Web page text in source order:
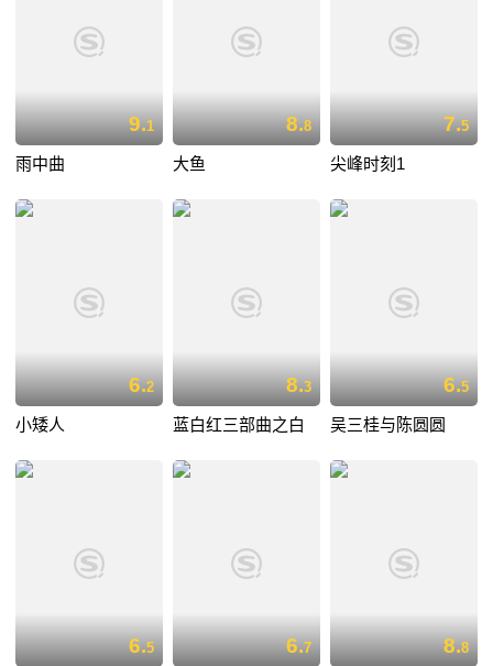
9.1
雨中曲
8.8
大鱼
7.5
尖峰时刻1
6.2
小矮人
8.3
蓝白红三部曲之白
6.5
吴三桂与陈圆圆
6.5 6.7 8.8